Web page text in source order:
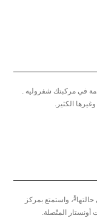
في مركبتك شفروليه .
الكثير.
§ ، واستمتع بمركز
المتّصلة.